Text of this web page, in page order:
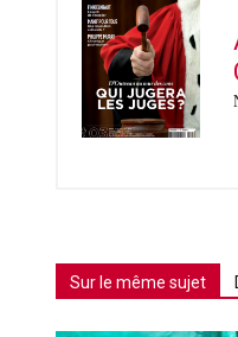
Sur le même sujet